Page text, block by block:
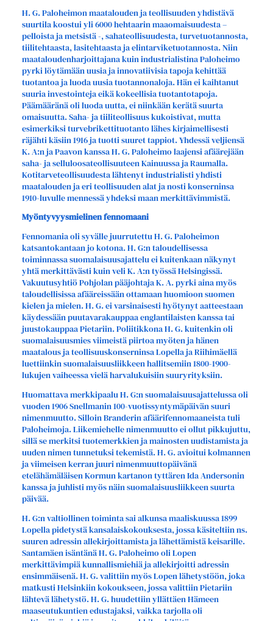
H. G. Paloheimon maatalouden ja teollisuuden yhdistävä
suurtila koostui yli 6000 hehtaarin maaomaisuudesta –
pelloista ja metsistä -, sahateollisuudesta, turvetuotannosta,
tiilitehtaasta, lasitehtaasta ja elintarviketuotannosta. Niin
maataloudenharjoittajana kuin industrialistina Paloheimo
pyrki löytämään uusia ja innovatiivisia tapoja kehittää
tuotantoa ja luoda uusia tuotannonaloja. Hän ei kaihtanut
suuria investointeja eikä kokeellisia tuotantotapoja.
Päämääränä oli luoda uutta, ei niinkään kerätä suurta
omaisuutta. Saha- ja tiiliteollisuus kukoistivat, mutta
esimerkiksi turvebrikettituotanto lähes kirjaimellisesti
räjähti käsiin 1916 ja tuotti suuret tappiot. Yhdessä veljiensä
K. A:n ja Paavon kanssa H. G. Paloheimo laajensi afäärejään
saha- ja selluloosateollisuuteen Kainuussa ja Raumalla.
Kotitarveteollisuudesta lähtenyt industrialisti yhdisti
maatalouden ja eri teollisuuden alat ja nosti konserninsa
1910-luvulle mennessä yhdeksi maan merkittävimmistä.
Myöntyvyysmielinen fennomaani
Fennomania oli syvälle juurrutettu H. G. Paloheimon
katsantokantaan jo kotona. H. G:n taloudellisessa
toiminnassa suomalaisuusajattelu ei kuitenkaan näkynyt
yhtä merkittävästi kuin veli K. A:n työssä Helsingissä.
Vakuutusyhtiö Pohjolan pääjohtaja K. A. pyrki aina myös
taloudellisissa afääreissään ottamaan huomioon suomen
kielen ja mielen. H. G. ei varsinaisesti hyötynyt aatteestaan
käydessään puutavarakauppaa englantilaisten kanssa tai
juustokauppaa Pietariin. Poliitikkona H. G. kuitenkin oli
suomalaisuusmies viimeistä piirtoa myöten ja hänen
maatalous ja teollisuuskonserninsa Lopella ja Riihimäellä
luettiinkin suomalaisuusliikkeen hallitsemiin 1800-1900-
lukujen vaiheessa vielä harvalukuisiin suuryrityksiin.
Huomattava merkkipaalu H. G:n suomalaisuusajattelussa oli
vuoden 1906 Snellmanin 100-vuotissyntymäpäivän suuri
nimenmuutto. Silloin Branderin afäärifennomaaneista tuli
Paloheimoja. Liikemiehelle nimenmuutto ei ollut pikkujuttu,
sillä se merkitsi tuotemerkkien ja mainosten uudistamista ja
uuden nimen tunnetuksi tekemistä. H. G. avioitui kolmannen
ja viimeisen kerran juuri nimenmuuttopäivänä
etelähämäläisen Kormun kartanon tyttären Ida Andersonin
kanssa ja juhlisti myös näin suomalaisuusliikkeen suurta
päivää.
H. G:n valtiollinen toiminta sai alkunsa maaliskuussa 1899
Lopella pidetystä kansalaiskokouksesta, jossa käsiteltiin ns.
suuren adressin allekirjoittamista ja lähettämistä keisarille.
Santamäen isäntänä H. G. Paloheimo oli Lopen
merkittävimpiä kunnallismiehiä ja allekirjoitti adressin
ensimmäisenä. H. G. valittiin myös Lopen lähetystöön, joka
matkusti Helsinkiin kokoukseen, jossa valittiin Pietariin
lähtevä lähetystö. H. G. huudettiin yllättäen Hämeen
maaseutukuntien edustajaksi, vaikka tarjolla oli